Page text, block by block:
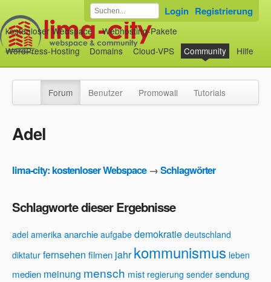
kostenloser Webspace
Webhosting-Pakete
WordPress-Hosting
Domains Cloud-VPS Community Hilfe
Login Registrierung
Forum Benutzer Promowall Tutorials
Adel
lima-city: kostenloser Webspace→Schlagwörter
Schlagworte dieser Ergebnisse
adel amerika anarchie aufgabe demokratie deutschland
diktatur fernsehen filmen jahr kommunismus leben
medien meinung mensch mist regierung sender sendung